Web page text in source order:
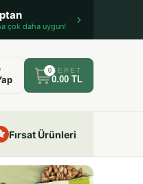
çok daha uygun!
0 SEPET
0.00 TL
Fırsat Ürünleri